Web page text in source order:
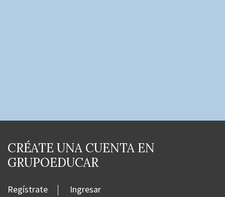
CRÉATE UNA CUENTA EN
GRUPOEDUCAR
Regístrate Ingresar